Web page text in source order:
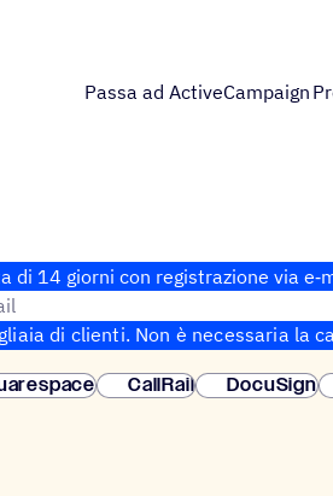
Passa ad ActiveCampaign
di 14 giorni con regi­stra­zione via
di clienti. Non è necessaria la
istantanea.
CallRail DocuSign